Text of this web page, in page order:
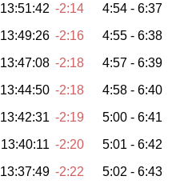
13:51:42 -2:14 4:54 - 6:37
13:49:26 -2:16 4:55 - 6:38
13:47:08 -2:18 4:57 - 6:39
13:44:50 -2:18 4:58 - 6:40
13:42:31 -2:19 5:00 - 6:41
13:40:11 -2:20 5:01 - 6:42
13:37:49 -2:22 5:02 - 6:43